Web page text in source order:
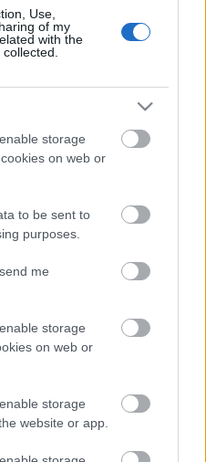
Use,
of my
with the
storage
on web or
to be sent to
purposes.
me
storage
on web or
storage
website or app.
népszerű
kívánalom krausz gábor
él Mikes Anna és
Gusztáv kislánya...
Dia kislánya...